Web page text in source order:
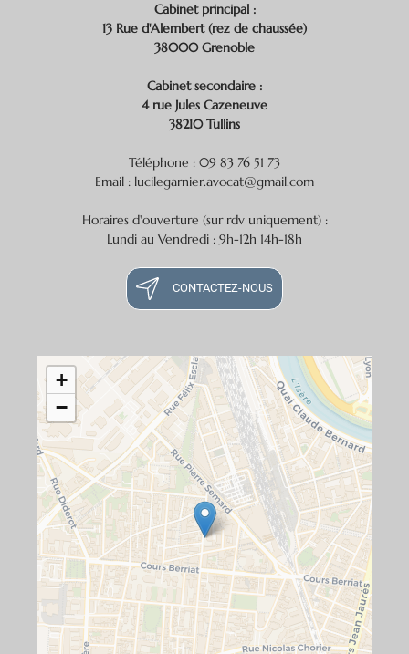
Cabinet principal :
13 Rue d'Alembert (rez de chaussée)
38000 Grenoble
Cabinet secondaire :
4 rue Jules Cazeneuve
38210 Tullins
Téléphone : 09 83 76 51 73
Email : lucilegarnier.avocat@gmail.com
Horaires d'ouverture (sur rdv uniquement) :
Lundi au Vendredi : 9h-12h 14h-18h
CONTACTEZ-NOUS
+
−